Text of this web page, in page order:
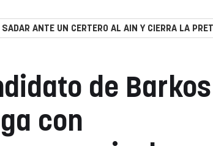
ANTE UN CERTERO AL AIN Y CIERRA LA
de Barkos
con